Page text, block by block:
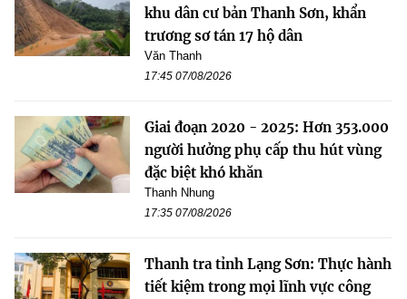
khu dân cư bản Thanh Sơn, khẩn
trương sơ tán 17 hộ dân
Văn Thanh
17:45 07/08/2026
Giai đoạn 2020 - 2025: Hơn 353.000
người hưởng phụ cấp thu hút vùng
đặc biệt khó khăn
Thanh Nhung
17:35 07/08/2026
Thanh tra tỉnh Lạng Sơn: Thực hành
tiết kiệm trong mọi lĩnh vực công